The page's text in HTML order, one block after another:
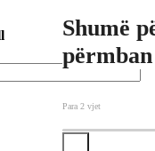
Shumë
Para 2 vjet